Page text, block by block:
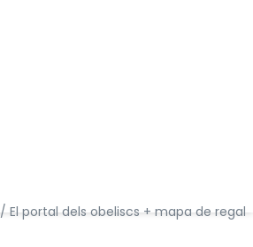
/ El portal dels obeliscs + mapa de regal